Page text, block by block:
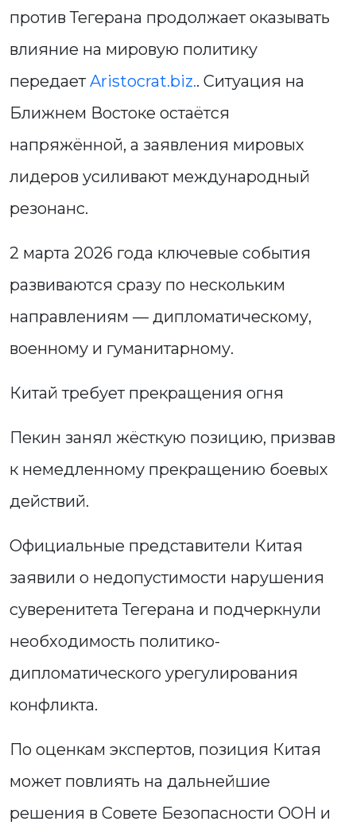
против Тегерана продолжает оказывать
влияние на мировую политику
передаетAristocrat.biz.. Ситуация на
Ближнем Востоке остаётся
напряжённой, а заявления мировых
лидеров усиливают международный
резонанс.
2 марта 2026 года ключевые события
развиваются сразу по нескольким
направлениям — дипломатическому,
военному и гуманитарному.
Китай требует прекращения огня
Пекин занял жёсткую позицию, призвав
к немедленному прекращению боевых
действий.
Официальные представители Китая
заявили о недопустимости нарушения
суверенитета Тегерана и подчеркнули
необходимость политико-
дипломатического урегулирования
конфликта.
По оценкам экспертов, позиция Китая
может повлиять на дальнейшие
решения в Совете Безопасности ООН и